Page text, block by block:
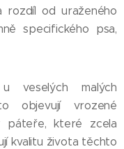
rozdíl od uraženého
specifického psa,
veselých malých
objevují vrozené
páteře, které zcela
kvalitu života těchto